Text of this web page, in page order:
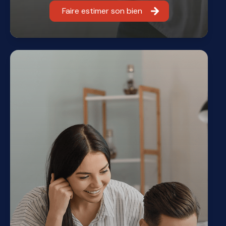
Faire estimer son bien